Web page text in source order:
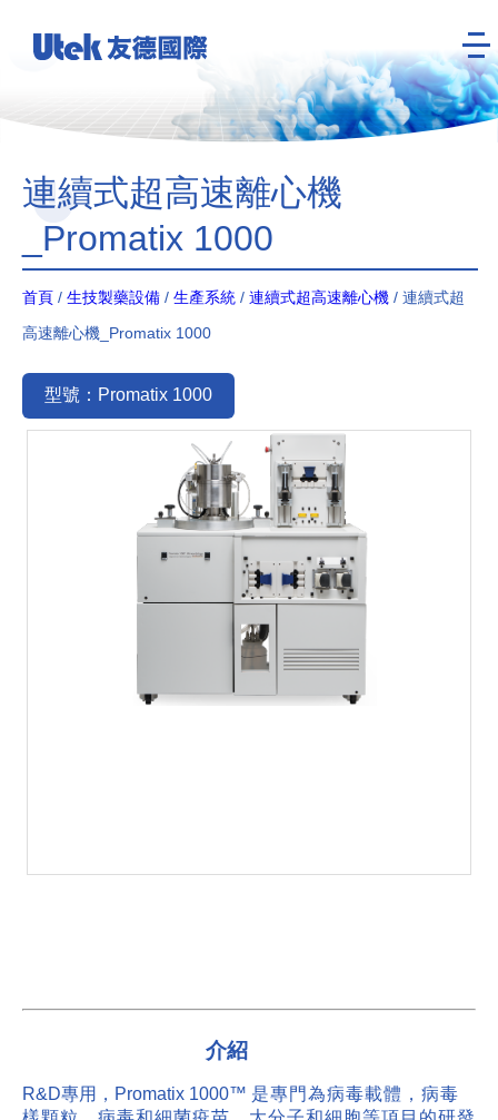
連續式超高速離心機
_Promatix 1000
首頁 / 生技製藥設備 / 生產系統 / 連續式超高速離心機 / 連續式超
高速離心機_Promatix 1000
型號：Promatix 1000
介紹
R&D專用，Promatix 1000™ 是專門為病毒載體，病毒